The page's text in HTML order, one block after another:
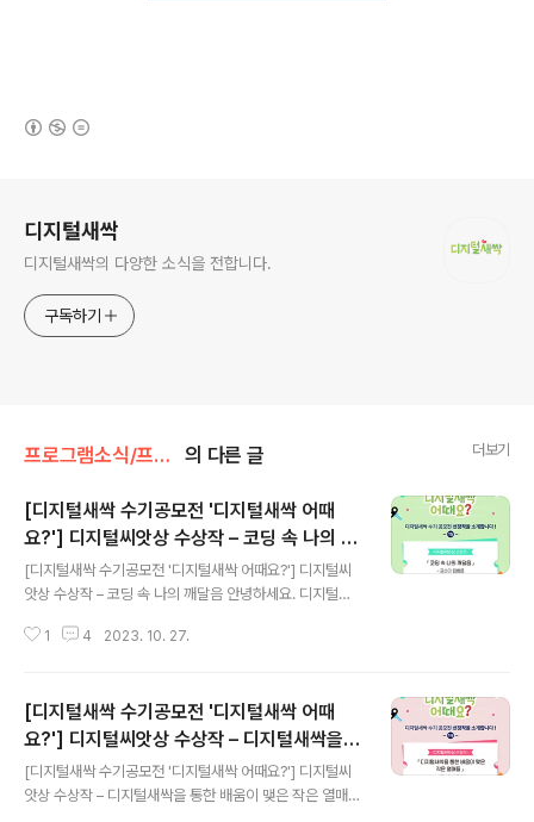
디지털새싹
디지털새싹의 다양한 소식을 전합니다.
구독하기
프로그램소식/프로그램 소개 의 다른 글 더보기
[디지털새싹 수기공모전 '디지털새싹 어때
요?'] 디지털씨앗상 수상작 – 코딩 속 나의 깨
달음
[디지털새싹 수기공모전 '디지털새싹 어때요?'] 디지털씨
앗상 수상작 – 코딩 속 나의 깨달음 안녕하세요. 디지털새
제로 한 디지털새싹 수기공모전 ‘디지털새싹 어때요?’ 수상
보기 ▼ 코딩 속 나의 깨달음 김희은 디지털이라 할 때 디
지털에 익숙하지 않던 나는 코딩이 디지털인 줄도 몰랐다.
게임 프로그램을 만들 때 쓰는 것이 코딩이라고 나는 인식
해왔다. 하지만 내가 알던 것과는 다르게 코딩은 프로그램
1 4 2023. 10. 27.
[디지털새싹 수기공모전 '디지털새싹 어때
요?'] 디지털씨앗상 수상작 – 디지털새싹을
통한 배움이 맺은 작은 열매들
[디지털새싹 수기공모전 '디지털새싹 어때요?'] 디지털씨
앗상 수상작 – 디지털새싹을 통한 배움이 맺은 작은 열매들